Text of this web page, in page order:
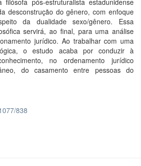
pós-estruturalista estadunidense
desconstrução do gênero, com enfoque
da dualidade sexo/gênero. Essa
servirá, ao final, para uma análise
jurídico. Ao trabalhar com uma
o estudo acaba por conduzir à
no ordenamento jurídico
do casamento entre pessoas do
838